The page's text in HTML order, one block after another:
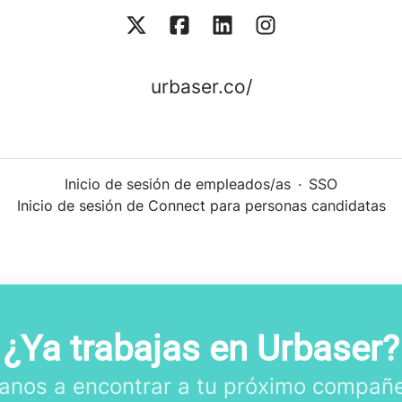
urbaser.co/
Inicio de sesión de empleados/as · SSO
Inicio de sesión de Connect para personas candidatas
¿Ya trabajas en Urbaser?
a encontrar a tu próximo